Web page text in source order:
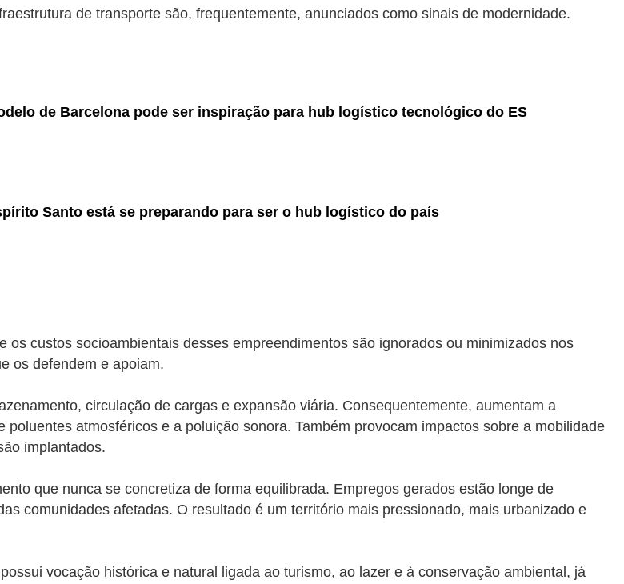
de transporte são, frequentemente, anunciados como sinais de modernidade.
de Barcelona pode ser inspiração para hub logístico tecnológico do ES
Santo está se preparando para ser o hub logístico do país
custos socioambientais desses empreendimentos são ignorados ou minimizados nos
os defendem e apoiam.
circulação de cargas e expansão viária. Consequentemente, aumentam a
atmosféricos e a poluição sonora. Também provocam impactos sobre a mobilidade
implantados.
que nunca se concretiza de forma equilibrada. Empregos gerados estão longe de
comunidades afetadas. O resultado é um território mais pressionado, mais urbanizado e
vocação histórica e natural ligada ao turismo, ao lazer e à conservação ambiental, já